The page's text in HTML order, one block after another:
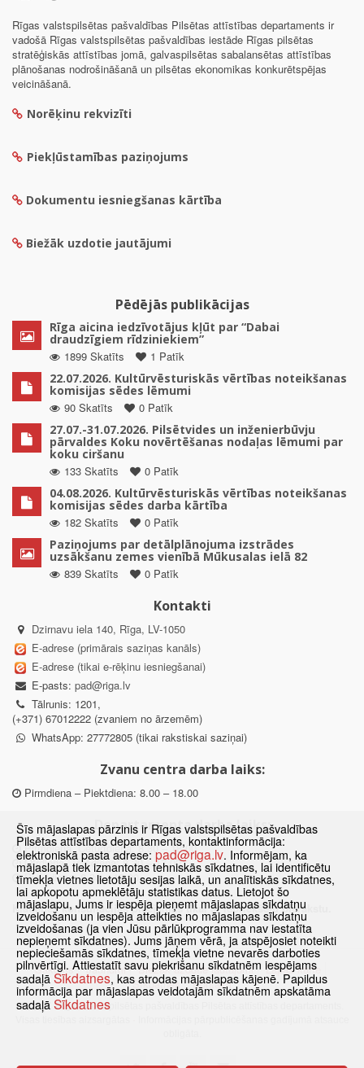
Rīgas valstspilsētas pašvaldības Pilsētas attīstības departaments ir
vadošā Rīgas valstspilsētas pašvaldības iestāde Rīgas pilsētas
stratēģiskās attīstības jomā, galvaspilsētas sabalansētas attīstības
plānošanas nodrošināšanā un pilsētas ekonomikas konkurētspējas
veicināšanā.
Norēķinu rekvizīti
Piekļūstamības paziņojums
Dokumentu iesniegšanas kārtība
Biežāk uzdotie jautājumi
Pēdējās publikācijas
Rīga aicina iedzīvotājus kļūt par “Dabai
draudzīgiem rīdziniekiem”
1899 Skatīts
1 Patīk
22.07.2026. Kultūrvēsturiskās vērtības noteikšanas
komisijas sēdes lēmumi
90 Skatīts
0 Patīk
27.07.-31.07.2026. Pilsētvides un inženierbūvju
pārvaldes Koku novērtēšanas nodaļas lēmumi par
koku ciršanu
133 Skatīts
0 Patīk
04.08.2026. Kultūrvēsturiskās vērtības noteikšanas
komisijas sēdes darba kārtība
182 Skatīts
0 Patīk
Paziņojums par detālplānojuma izstrādes
uzsākšanu zemes vienībā Mūkusalas ielā 82
839 Skatīts
0 Patīk
Kontakti
Dzirnavu iela 140, Rīga, LV-1050
E-adrese (primārais saziņas kanāls)
E-adrese (tikai e-rēķinu iesniegšanai)
E-pasts: pad@riga.lv
Tālrunis: 1201,
(+371) 67012222 (zvaniem no ārzemēm)
WhatsApp: 27772805 (tikai rakstiskai saziņai)
Zvanu centra darba laiks:
Pirmdiena – Piektdiena: 8.00 – 18.00
Departamenta darba laiks:
Pirmdiena, Ceturtdiena: 8.30 – 18.00
Otrdiena, Trešdiena: 8.30 – 17.00
Piektdiena: 8.30 – 15.00
Klātienes konsultācijas pieejamas tikai ar iepriekšēju pierakstu.
Sākums Jaunumi Biežāk uzdotie jautājumi
Lapas karte
Sīkdatnes
Kontakti
© 2021 Rīgas valstspilsētas pašvaldības Pilsētas attīstības departaments.
Šīs mājaslapas pārzinis ir Rīgas valstspilsētas pašvaldības
Pilsētas attīstības departaments, kontaktinformācija:
elektroniskā pasta adrese: pad@riga.lv. Informējam, ka
mājaslapā tiek izmantotas tehniskās sīkdatnes, lai identificētu
tīmekļa vietnes lietotāju sesijas laikā, un analītiskās sīkdatnes,
lai apkopotu apmeklētāju statistikas datus. Lietojot šo
mājaslapu, Jums ir iespēja pieņemt mājaslapas sīkdatņu
izveidošanu un iespēja atteikties no mājaslapas sīkdatņu
izveidošanas (ja vien Jūsu pārlūkprogramma nav iestatīta
nepieņemt sīkdatnes). Jums jāņem vērā, ja atspējosiet noteikti
nepieciešamās sīkdatnes, tīmekļa vietne nevarēs darboties
pilnvērtīgi. Attiestatīt savu piekrišanu sīkdatnēm iespējams
sadaļā Sīkdatnes, kas atrodas mājaslapas kājenē. Papildus
informācija par mājaslapas veidotajām sīkdatnēm apskatāma
sadaļā Sīkdatnes